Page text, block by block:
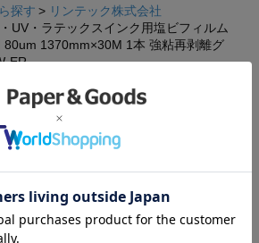
探す
リンテック株式会社
UV・ラテックスインク用塩ビフィルム
80um 1370mm×30M 1本 強粘再剥離グ
ER
UV・ラテックスインク用塩ビフィルム
80um 1370mm×30M 1本 強粘再剥離グ
ER
め商品